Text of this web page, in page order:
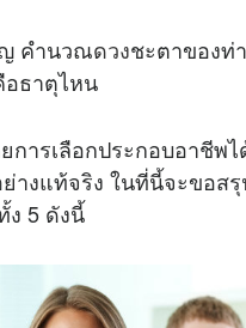
คำนวณดวงชะตาของท่
ธาตุไหน
ารเลือกประกอบอาชีพ
างแท้จริง ในที่นี้จะขอส
ง 5 ดังนี้